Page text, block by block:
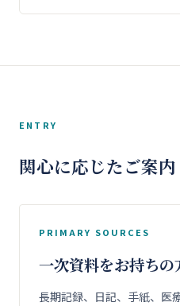
ENTRY
関心に応じたご案内
PRIMARY SOURCES
一次資料をお持ちの
長期記録、日記、手紙、医